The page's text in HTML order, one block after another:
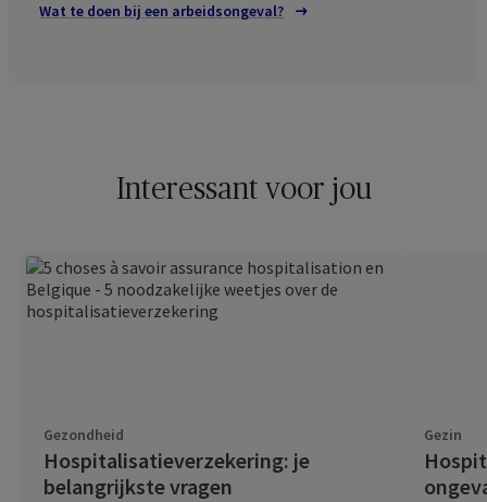
Wat te doen bij een arbeidsongeval?
Interessant voor jou
Gezondheid
Hospitalisatieverzekering: je
belangrijkste vragen
Gezin